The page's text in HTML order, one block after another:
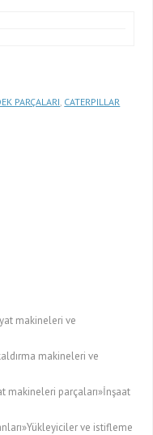
PARÇALARI CATERPILLAR
makineleri ve
makineleri ve
makineleri parçaları»İnşaat
ve istifleme